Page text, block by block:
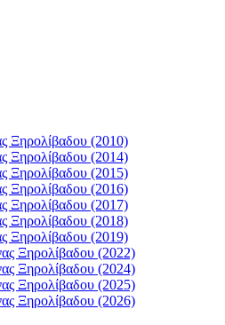
Ξηρολίβαδου (2010)
Ξηρολίβαδου (2014)
Ξηρολίβαδου (2015)
Ξηρολίβαδου (2016)
Ξηρολίβαδου (2017)
Ξηρολίβαδου (2018)
Ξηρολίβαδου (2019)
Ξηρολίβαδου (2022)
Ξηρολίβαδου (2024)
Ξηρολίβαδου (2025)
Ξηρολίβαδου (2026)